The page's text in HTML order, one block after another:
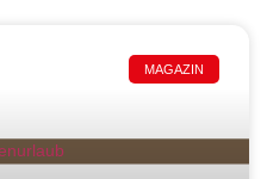
MAGAZIN